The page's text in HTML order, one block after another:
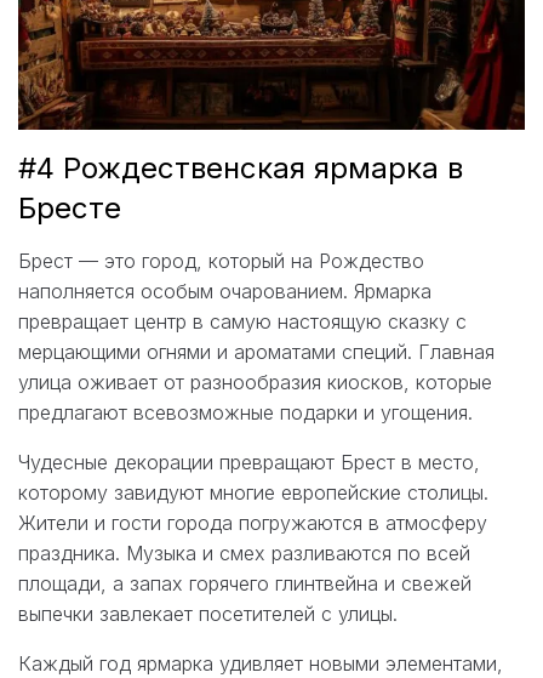
#4 Рождественская ярмарка в
Бресте
Брест — это город, который на Рождество
наполняется особым очарованием. Ярмарка
превращает центр в самую настоящую сказку с
мерцающими огнями и ароматами специй. Главная
улица оживает от разнообразия киосков, которые
предлагают всевозможные подарки и угощения.
Чудесные декорации превращают Брест в место,
которому завидуют многие европейские столицы.
Жители и гости города погружаются в атмосферу
праздника. Музыка и смех разливаются по всей
площади, а запах горячего глинтвейна и свежей
выпечки завлекает посетителей с улицы.
Каждый год ярмарка удивляет новыми элементами,